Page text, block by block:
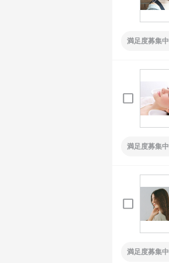
満足度募集中
満足度募集中
満足度募集中